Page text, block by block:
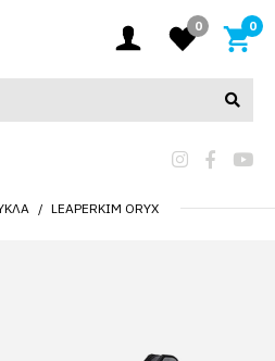
0 0
LEAPERKIM ORYX